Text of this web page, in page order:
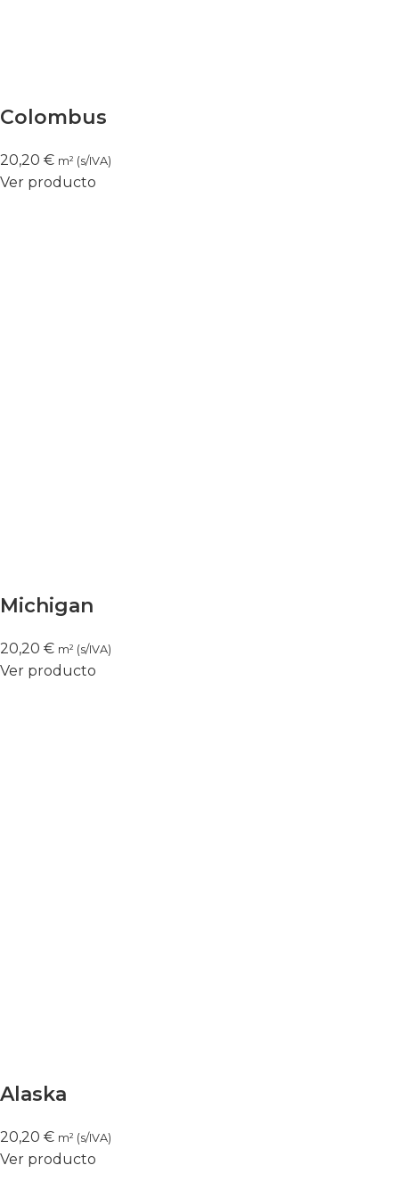
Colombus
20,20 € m² (s/IVA)
Ver producto
Michigan
20,20 € m² (s/IVA)
Ver producto
Alaska
20,20 € m² (s/IVA)
Ver producto